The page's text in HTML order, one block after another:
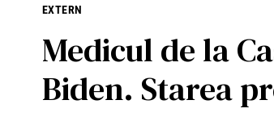
EXTERN
Medicul de la
Biden. Starea